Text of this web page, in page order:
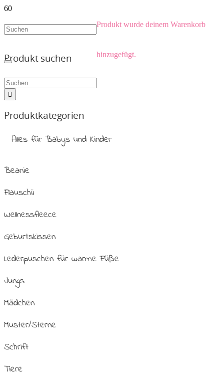
Produkt wurde deinem Warenkorb
hinzugefügt.
Produkt suchen
Produktkategorien
Alles für Babys und Kinder
Beanie
Flauschii
Wellnessfleece
Geburtskissen
Lederpuschen für warme Füße
Jungs
Mädchen
Muster/Sterne
Schrift
Tiere